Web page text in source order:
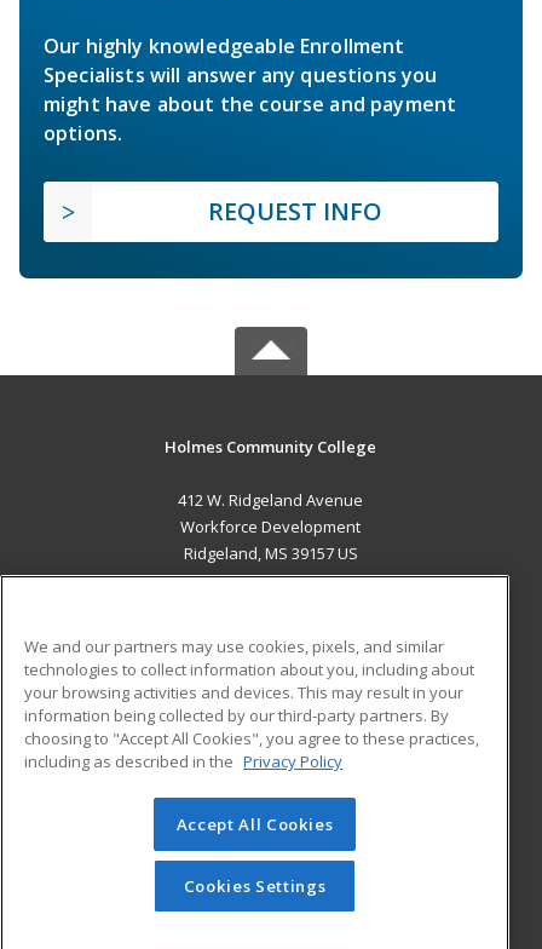
Our highly knowledgeable Enrollment
Specialists will answer any questions you
might have about the course and payment
options.
REQUEST INFO
Holmes Community College
412 W. Ridgeland Avenue
Workforce Development
Ridgeland, MS 39157 US
ADDITIONAL RESOURCES
Military
Financial Assistance
Help
Student Blog
© 2026 ed2go, a division of Cengage Learning. All rights
reserved. The material on this site cannot be reproduced or
redistributed unless you have obtained prior written
permission from Cengage Learning.Privacy Policy
We and our partners may use cookies, pixels, and similar
technologies to collect information about you, including about
your browsing activities and devices. This may result in your
information being collected by our third-party partners. By
choosing to "Accept All Cookies", you agree to these practices,
including as described in the Privacy Policy
Accept All Cookies
Cookies Settings